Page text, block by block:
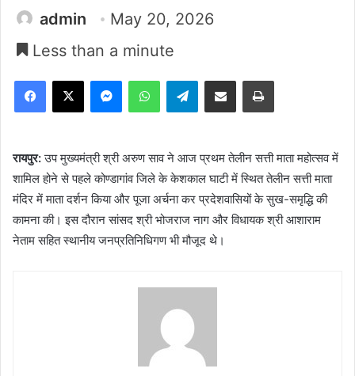
admin
May 20, 2026
Less than a minute
Facebook
X MessengerWhatsAppTelegramShare via Email Print
रायपुर:उप मुख्यमंत्री श्री अरुण साव ने आज प्रथम तेलीन सत्ती माता महोत्सव में
शामिल होने से पहले कोण्डागांव जिले के केशकाल घाटी में स्थित तेलीन सत्ती माता
मंदिर में माता दर्शन किया और पूजा अर्चना कर प्रदेशवासियों के सुख-समृद्धि की
कामना की। इस दौरान सांसद श्री भोजराज नाग और विधायक श्री आशाराम
नेताम सहित स्थानीय जनप्रतिनिधिगण भी मौजूद थे।